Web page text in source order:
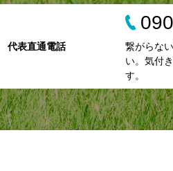
代表直通電話
繋がらな
い。気付
す。